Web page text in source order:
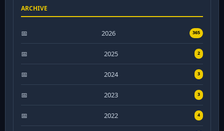
ARCHIVE
2026 365
2025 2
2024 3
2023 3
2022 4